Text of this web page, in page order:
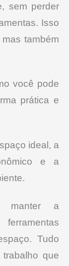
sem perder
Isso
também
você pode
prática e
ideal, a
e a
manter a
Tudo
que